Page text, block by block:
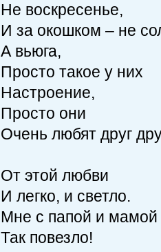
Не воскресенье,
И за окошком – не
А вьюга,
Просто такое у них
Настроение,
Просто они
Очень любят друг
От этой любви
И легко, и светло.
Мне с папой и мамой
Так повезло!